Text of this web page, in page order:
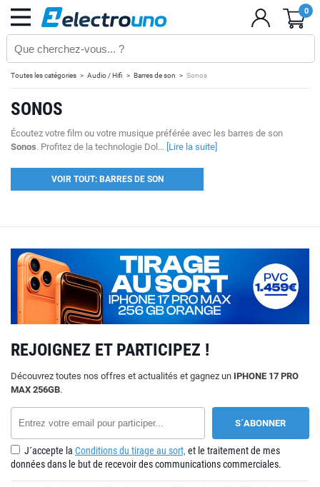
0
Toutes les catégories Audio / Hifi Barres de son Sonos
SONOS
Écoutez votre film ou votre musique préférée avec les barres de son
Sonos. Profitez de la technologie Dol... [Lire la suite]
VOIR TOUT: BARRES DE SON
REJOIGNEZ ET PARTICIPEZ !
Découvrez toutes nos offres et actualités et gagnez un IPHONE 17 PRO
MAX 256GB.
J´accepte la Conditions du tirage au sort, et le traitement de mes
données dans le but de recevoir des communications commerciales.